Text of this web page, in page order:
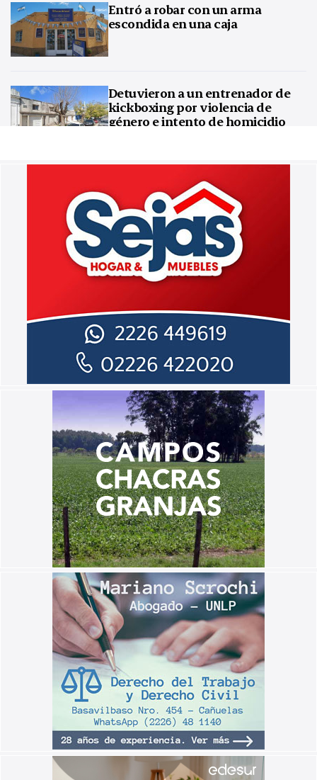
Entró a robar con un arma
escondida en una caja
Detuvieron a un entrenador de
kickboxing por violencia de
género e intento de homicidio